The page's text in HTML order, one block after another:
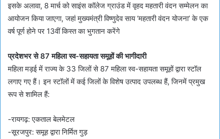
इसके अलावा, 8 मार्च को साइंस कॉलेज ग्राउंड में वृहद महतारी वंदन सम्मेलन का
आयोजन किया जाएगा, जहां मुख्यमंत्री विष्णुदेव साय ‘महतारी वंदन योजना’ के एक
वर्ष पूर्ण होने पर 13वीं किस्त का भुगतान करेंगे
प्रदेशभर से 87 महिला स्व-सहायता समूहों की भागीदारी
महिला मड़ई में राज्य के 33 जिलों से 87 महिला स्व-सहायता समूहों द्वारा स्टॉल
लगाए गए हैं। इन स्टॉलों में कई जिलों के विशेष उत्पाद उपलब्ध हैं, जिनमें प्रमुख
रूप से शामिल हैं:
-रायगढ़: एकताल बेलमेटल
-सूरजपुर: समूह द्वारा निर्मित गुड़